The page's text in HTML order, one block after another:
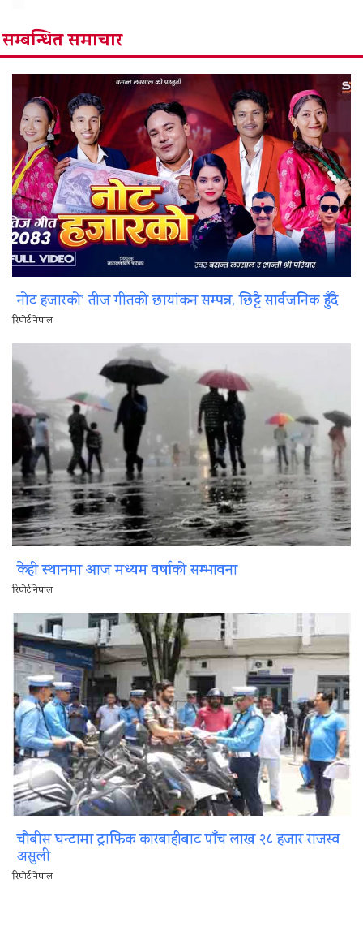
सम्बन्धित समाचार
नोट हजारको’ तीज गीतको छायांकन सम्पन्न, छिट्टै सार्वजनिक हुँदै
रिपोर्ट नेपाल
केही स्थानमा आज मध्यम वर्षाको सम्भावना
रिपोर्ट नेपाल
चौबीस घन्टामा ट्राफिक कारबाहीबाट पाँच लाख २८ हजार राजस्व
असुली
रिपोर्ट नेपाल